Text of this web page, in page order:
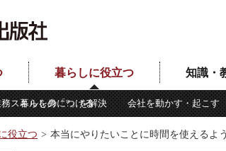
スキルを身につける 会社を動かす・起こす
暮らしに役立つ
暮らしの「?」を解決
知識・
役立つ 本当にやりたいことに時間を使える